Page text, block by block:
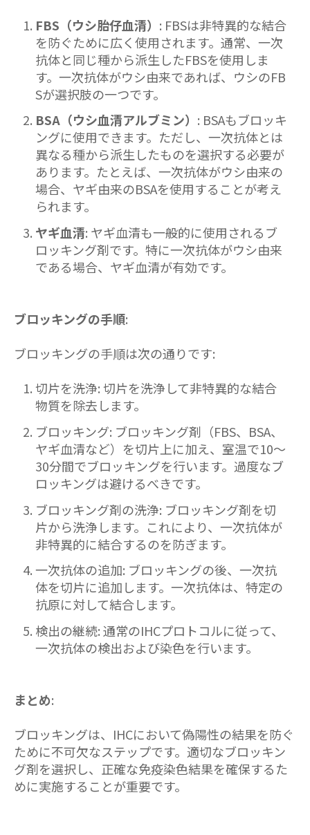
FBS（ウシ胎仔血清） : FBSは非特異的な結合
を防ぐために広く使用されます。通常、一次
抗体と同じ種から派生したFBSを使用しま
す。一次抗体がウシ由来であれば、ウシのFB
Sが選択肢の一つです。
BSA（ウシ血清アルブミン） : BSAもブロッキ
ングに使用できます。ただし、一次抗体とは
異なる種から派生したものを選択する必要が
あります。たとえば、一次抗体がウシ由来の
場合、ヤギ由来のBSAを使用することが考え
られます。
ヤギ血清: ヤギ血清も一般的に使用されるブ
ロッキング剤です。特に一次抗体がウシ由来
である場合、ヤギ血清が有効です。
ブロッキングの手順:
ブロッキングの手順は次の通りです:
切片を洗浄: 切片を洗浄して非特異的な結合
物質を除去します。
ブロッキング: ブロッキング剤（FBS、BSA、
ヤギ血清など）を切片上に加え、室温で10〜
30分間でブロッキングを行います。過度なブ
ロッキングは避けるべきです。
ブロッキング剤の洗浄: ブロッキング剤を切
片から洗浄します。これにより、一次抗体が
非特異的に結合するのを防ぎます。
一次抗体の追加: ブロッキングの後、一次抗
体を切片に追加します。一次抗体は、特定の
抗原に対して結合します。
検出の継続: 通常のIHCプロトコルに従って、
一次抗体の検出および染色を行います。
まとめ:
ブロッキングは、IHCにおいて偽陽性の結果を防ぐ
ために不可欠なステップです。適切なブロッキン
グ剤を選択し、正確な免疫染色結果を確保するた
めに実施することが重要です。